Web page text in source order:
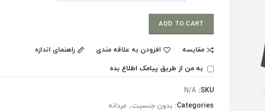
ADD TO CART
مقایسه افزودن به علاقه مندی
راهنمای اندازه
به من از طریق پیامک اطلاع بده
SKU:
N/A
Categories: بدون جنسیت , مردانه